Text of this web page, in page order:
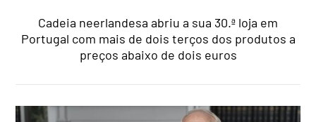
Cadeia neerlandesa abriu a sua 30.ª loja em
Portugal com mais de dois terços dos produtos a
preços abaixo de dois euros